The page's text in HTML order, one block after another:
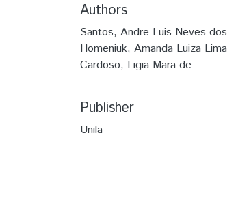
Authors
Santos, Andre Luis Neves dos
Homeniuk, Amanda Luiza Lima
Cardoso, Ligia Mara de
Publisher
Unila